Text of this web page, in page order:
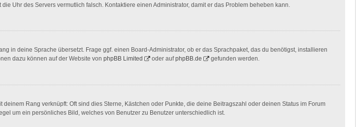
Uhr des Servers vermutlich falsch. Kontaktiere einen Administrator, damit er das Problem beheben kann.
in deine Sprache übersetzt. Frage ggf. einen Board-Administrator, ob er das Sprachpaket, das du benötigst, installieren
dazu können auf der Website von phpBB Limited oder aufphpBB.de gefunden werden.
Rang verknüpft: Oft sind dies Sterne, Kästchen oder Punkte, die deine Beitragszahl oder deinen Status im Forum
um ein persönliches Bild, welches von Benutzer zu Benutzer unterschiedlich ist.